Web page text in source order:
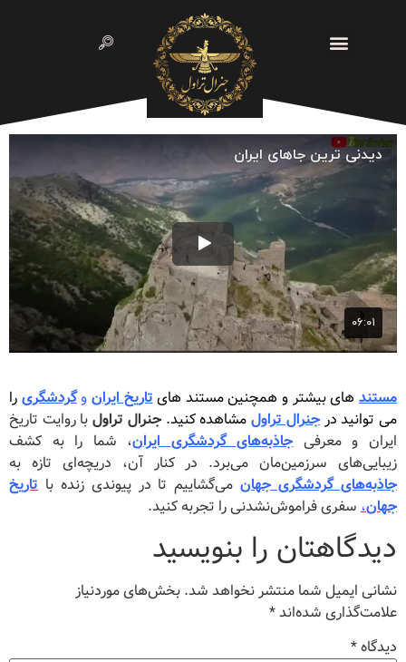
مستندهای بیشتر و همچنین مستند هایتاریخ ایران وگردشگری را
می توانید درجنرال تراولمشاهده کنید.جنرال تراولبا روایت تاریخ
ایران و معرفیجاذبه‌های گردشگری ایران، شما را به کشف
زیبایی‌های سرزمین‌مان می‌برد. در کنار آن، دریچه‌ای تازه به
جاذبه‌های گردشگری جهانمی‌گشاییم تا در پیوندی زنده با تاریخ
جهان، سفری فراموش‌نشدنی را تجربه کنید.
دیدگاهتان را بنویسید
نشانی ایمیل شما منتشر نخواهد شد. بخش‌های موردنیاز
علامت‌گذاری شده‌اند*
دیدگاه*